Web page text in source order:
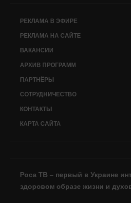
РЕКЛАМА В ЭФИРЕ
РЕКЛАМА НА САЙТЕ
ВАКАНСИИ
АРХИВ ПРОГРАММ
ПАРТНЁРЫ
СОТРУДНИЧЕСТВО
КОНТАКТЫ
КАРТА САЙТА
Роса ТВ – первый в Украине
здоровом образе жизни и